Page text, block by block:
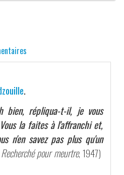
.
répliqua-t-il, je vous
la faites à l'affranchi et,
n'en savez pas plus qu'un
Recherché pour meurtre, 1947)